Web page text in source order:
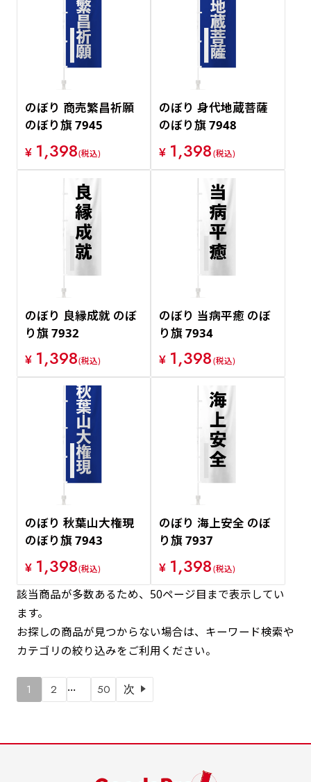
のぼり 商売繁昌祈願
のぼり旗 7945
¥ 1,398(税込)
のぼり 身代地蔵菩薩
のぼり旗 7948
¥ 1,398(税込)
のぼり 良縁成就 のぼ
り旗 7932
¥ 1,398(税込)
のぼり 当病平癒 のぼ
り旗 7934
¥ 1,398(税込)
のぼり 秋葉山大権現
のぼり旗 7943
¥ 1,398(税込)
のぼり 海上安全 のぼ
り旗 7937
¥ 1,398(税込)
該当商品が多数あるため、50ページ目まで表示してい
ます。
お探しの商品が見つからない場合は、キーワード検索や
カテゴリの絞り込みをご利用ください。
1 2 … 50 次